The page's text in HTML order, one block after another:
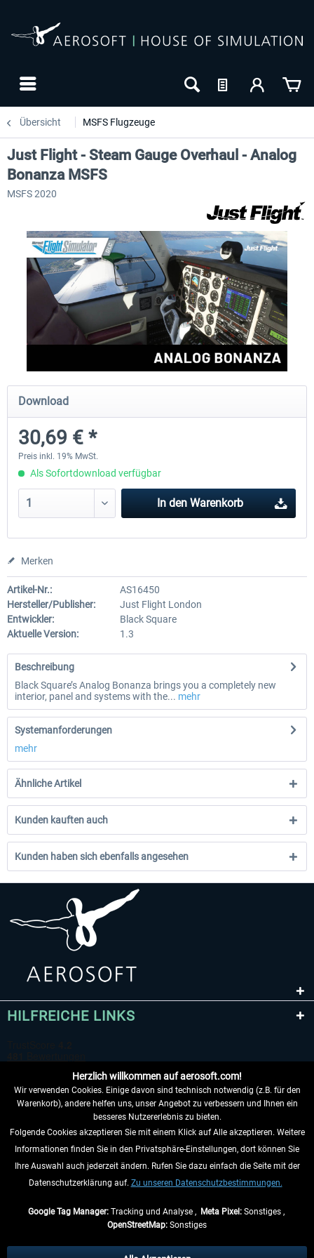
Übersicht MSFS Flugzeuge
FlightSim Studio - E-Jets 170/175 Aerosoft Aircraft A340-
Just Flight - Steam Gauge Overhaul - Analog
Bonanza MSFS
MSFS 2020
Download
30,69 € *
Preis inkl. 19% MwSt.
Als Sofortdownload verfügbar
In den Warenkorb
Merken
Artikel-Nr.:
AS16450
Hersteller/Publisher:
Just Flight London
Entwickler:
Black Square
Aktuelle Version:
1.3
Beschreibung
Black Square’s Analog Bonanza brings you a completely new
interior, panel and systems with the... mehr
Systemanforderungen
mehr
Ähnliche Artikel
Kunden kauften auch
Kunden haben sich ebenfalls angesehen
HILFREICHE LINKS
VERTRAG WIDERRUFEN
INFORMATIONEN
Herzlich willkommen auf aerosoft.com!
Wir verwenden Cookies. Einige davon sind technisch notwendig (z.B. für den
Warenkorb), andere helfen uns, unser Angebot zu verbessern und Ihnen ein
besseres Nutzererlebnis zu bieten.
Folgende Cookies akzeptieren Sie mit einem Klick auf Alle akzeptieren. Weitere
Informationen finden Sie in den Privatsphäre-Einstellungen, dort können Sie
Ihre Auswahl auch jederzeit ändern. Rufen Sie dazu einfach die Seite mit der
Datenschutzerklärung auf. Zu unseren Datenschutzbestimmungen.
Google Tag Manager:Tracking und Analyse , Meta Pixel:Sonstiges ,
OpenStreetMap: Sonstiges